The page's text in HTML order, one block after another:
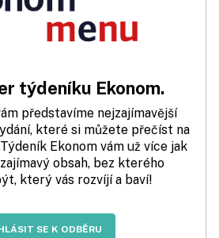
týdeníku Ekonom.
představíme nejzajímavější
které si můžete přečíst na
Ekonom vám už více jak
obsah, bez kterého
který vás rozvíjí a baví!
SE K ODBĚRU